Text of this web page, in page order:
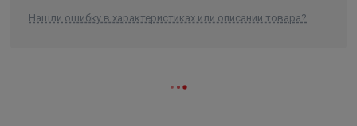
Нашли ошибку в характеристиках или описании товара?